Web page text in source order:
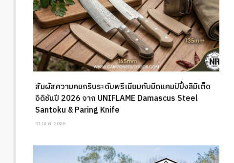
สัมผัสความคมกริบระดับพรีเมียมกับมีดแคมป์ปิ้งลิมิเต็ด
อิดิชันปี 2026 จาก UNIFLAME Damascus Steel
Santoku & Paring Knife
01 เม.ย. 2026